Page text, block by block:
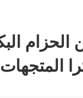
7000 الاستخدام